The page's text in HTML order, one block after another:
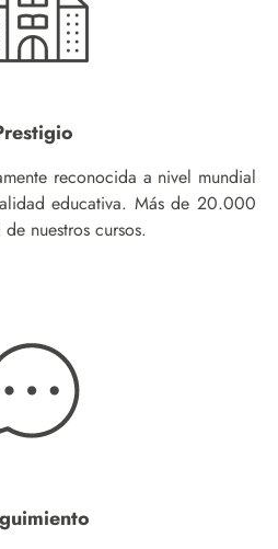
reconocida a nivel mundial
educativa. Más de 20.000
nuestros cursos.